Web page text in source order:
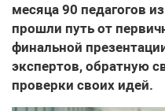
месяца 90 педагогов
прошли путь от
финальной
экспертов, обратную
проверки своих идей.